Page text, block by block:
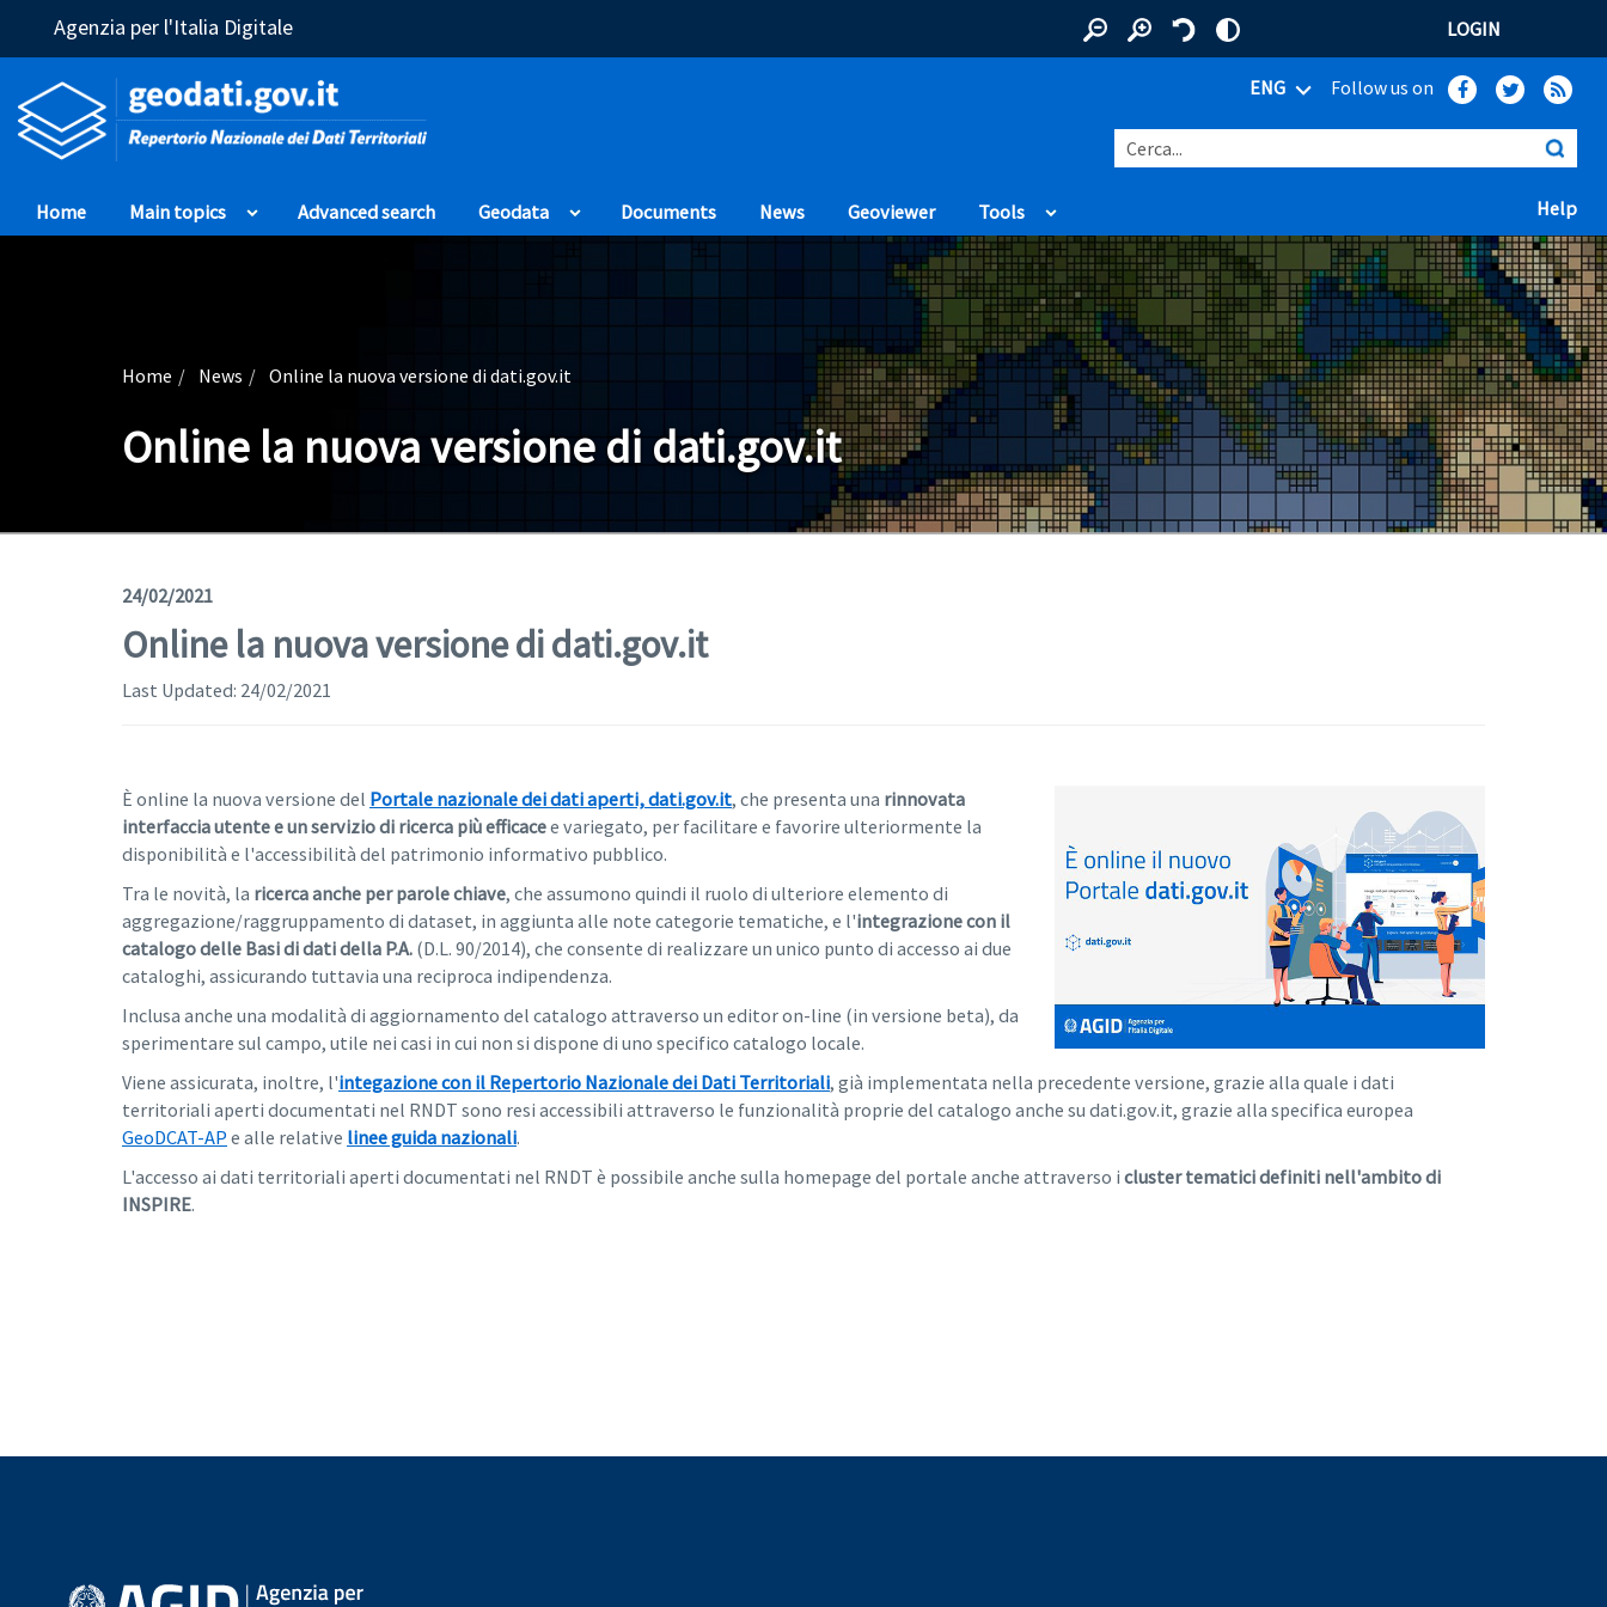
Agenzia per l'Italia Digitale(Opens in a new window) LOGIN
ENG Follow us on
Cerca...
Home Main topics Advanced search Geodata Documents News Geoviewer(Opens in a new window)
Tools Help
Home News Online la nuova versione di dati.gov.it
Online la nuova versione di dati.gov.it
24/02/2021
Online la nuova versione di dati.gov.it
Last Updated: 24/02/2021
È online la nuova versione del Portale nazionale dei dati aperti, dati.gov.it, che presenta una rinnovata
interfaccia utente e un servizio di ricerca più efficacee variegato, per facilitare e favorire ulteriormente la
disponibilità e l'accessibilità del patrimonio informativo pubblico.
Tra le novità, la ricerca anche per parole chiave, che assumono quindi il ruolo di ulteriore elemento di
aggregazione/raggruppamento di dataset, in aggiunta alle note categorie tematiche, e l'integrazione con il
catalogo delle Basi di dati della P.A. (D.L. 90/2014), che consente di realizzare un unico punto di accesso ai due
cataloghi, assicurando tuttavia una reciproca indipendenza.
Inclusa anche una modalità di aggiornamento del catalogo attraverso un editor on-line (in versione beta), da
sperimentare sul campo, utile nei casi in cui non si dispone di uno specifico catalogo locale.
Viene assicurata, inoltre, l'integazione con il Repertorio Nazionale dei Dati Territoriali, già implementata nella precedente versione, grazie alla quale i dati
territoriali aperti documentati nel RNDT sono resi accessibili attraverso le funzionalità proprie del catalogo anche su dati.gov.it, grazie alla specifica europea
GeoDCAT-AP e alle relative linee guida nazionali.
L'accesso ai dati territoriali aperti documentati nel RNDT è possibile anche sulla homepage del portale anche attraverso i cluster tematici definiti nell'ambito di
INSPIRE.